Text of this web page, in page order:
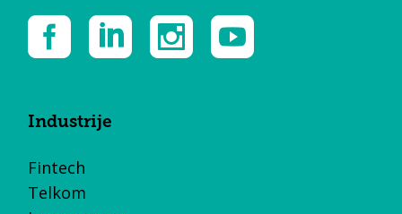
Industrije
Fintech
Telkom